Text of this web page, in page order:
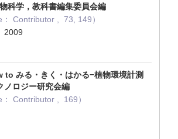
科学，教科書編集委員会編
Contributor , 73, 149）
2009
to みる・きく・はかる−植物環境計測
ノロジー研究会編
Contributor , 169）